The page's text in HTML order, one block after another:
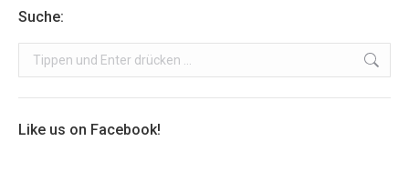
Suche:
Search:
Like us on Facebook!